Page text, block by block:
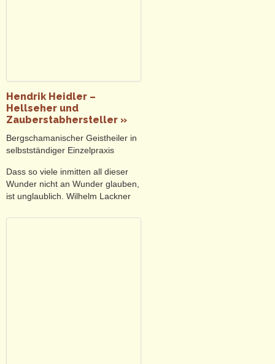
Hendrik Heidler –
Hellseher und
Zauberstabhersteller »
Bergschamanischer Geistheiler in
selbstständiger Einzelpraxis
Dass so viele inmitten all dieser
Wunder nicht an Wunder glauben,
ist unglaublich. Wilhelm Lackner